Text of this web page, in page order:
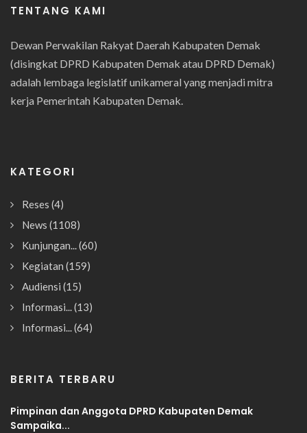
TENTANG KAMI
Dewan Perwakilan Rakyat Daerah Kabupaten Demak
(disingkat DPRD Kabupaten Demak atau DPRD Demak)
adalah lembaga legislatif unikameral yang menjadi mitra
kerja Pemerintah Kabupaten Demak.
KATEGORI
Reses (4)
News (1108)
Kunjungan...(60)
Kegiatan (159)
Audiensi (15)
Informasi...(13)
Informasi...(64)
BERITA TERBARU
Pimpinan dan Anggota DPRD Kabupaten Demak
Sampaika...